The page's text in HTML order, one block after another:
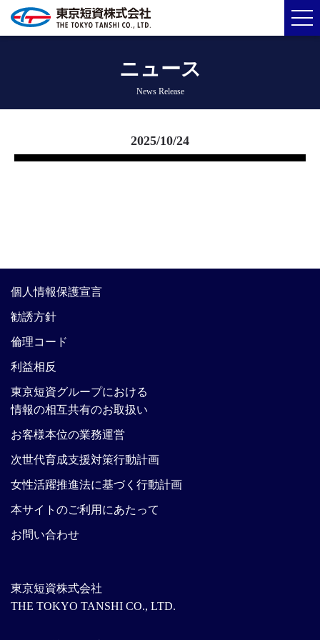
ニュース
News Release
2025/10/24
東京短資株式会社
THE TOKYO TANSHI CO., LTD.
個人情報保護宣言
勧誘方針
倫理コード
利益相反
東京短資グループにおける
情報の相互共有のお取扱い
お客様本位の業務運営
次世代育成支援対策行動計画
女性活躍推進法に基づく行動計画
本サイトのご利用にあたって
お問い合わせ